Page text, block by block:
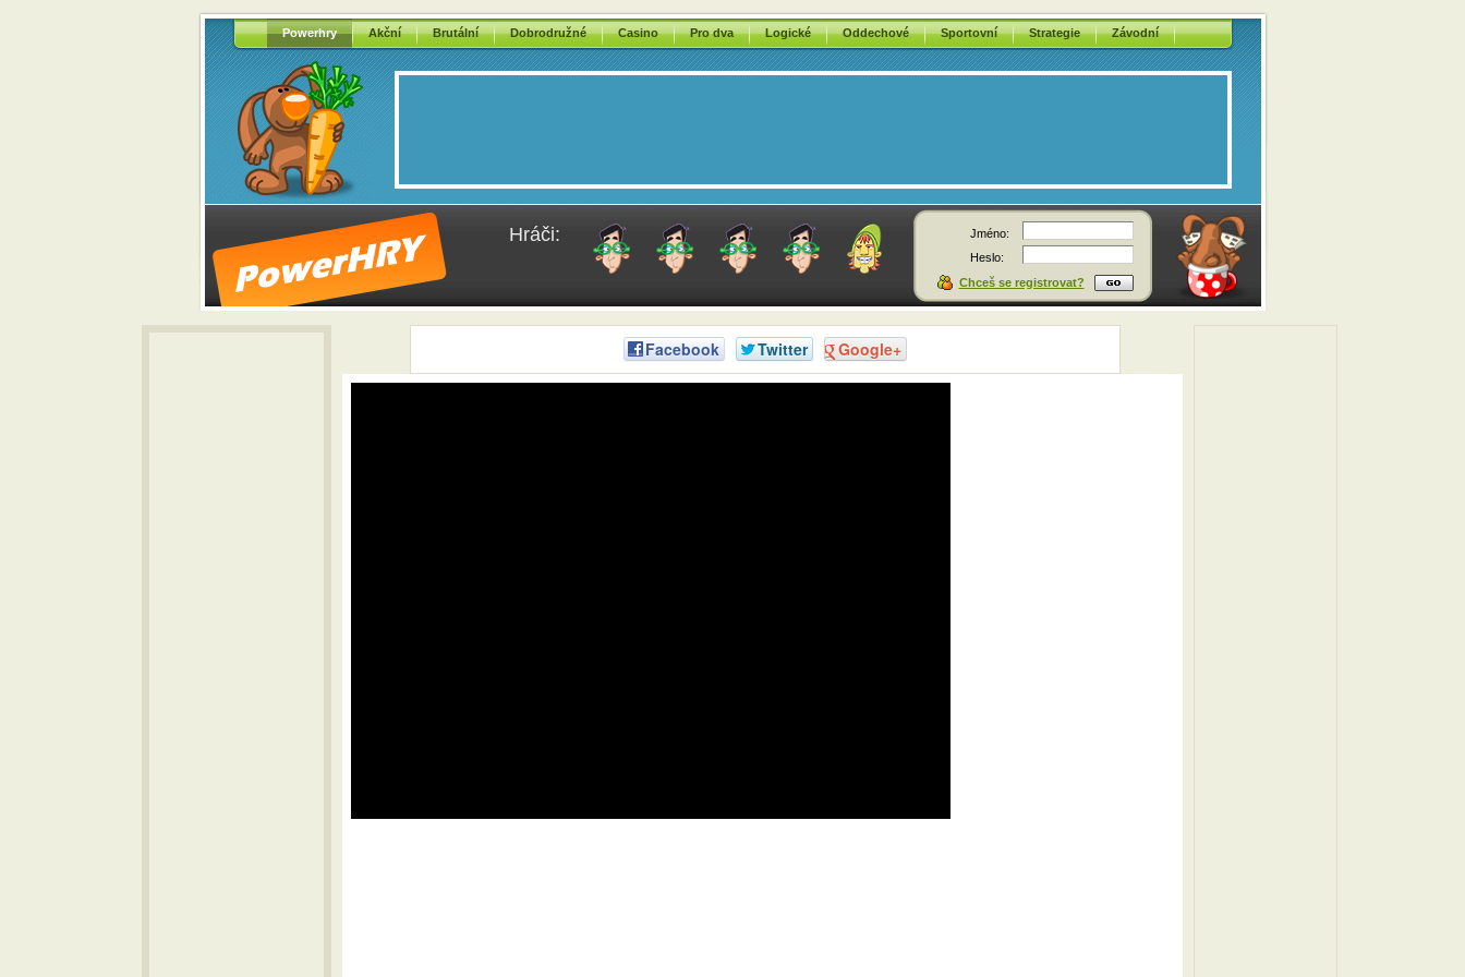
Powerhry Akční Brutální Dobrodružné Casino Pro dva Logické Oddechové Sportovní Strategie Závodní
Hráči:
Jméno:
Heslo:
Chceš se registrovat?
Facebook Twitter Google+